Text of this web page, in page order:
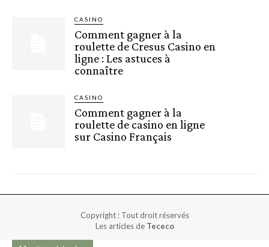
CASINO
Comment gagner à la
roulette de Cresus Casino en
ligne : Les astuces à
connaître
CASINO
Comment gagner à la
roulette de casino en ligne
sur Casino Français
Copyright : Tout droit réservés
Les articles de Tececo